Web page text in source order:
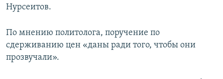
Нурсеитов.
По мнению политолога, поручение по
сдерживанию цен «даны ради того, чтобы они
прозвучали».